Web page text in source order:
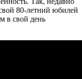
80-летний юбилей
в свой день